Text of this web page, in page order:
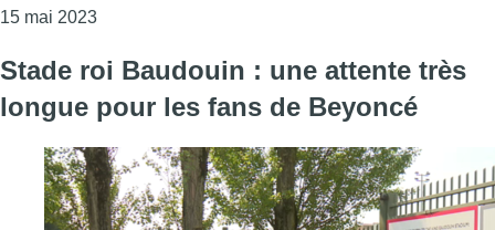
15 mai 2023Consulter l'article "Beyoncé à Bruxelles : un
Stade roi Baudouin : une attente très
longue pour les fans de Beyoncé